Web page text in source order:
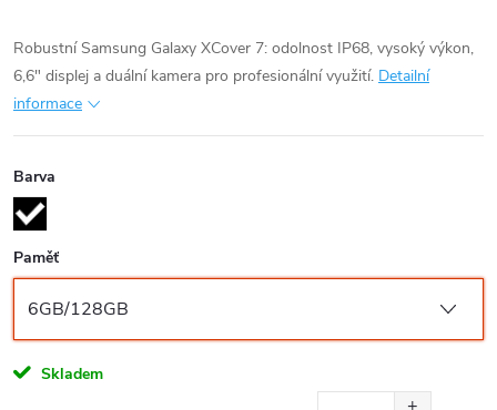
Robustní Samsung Galaxy XCover 7: odolnost IP68, vysoký výkon,
6,6" displej a duální kamera pro profesionální využití. Detailní
informace
Barva
Paměť
Skladem